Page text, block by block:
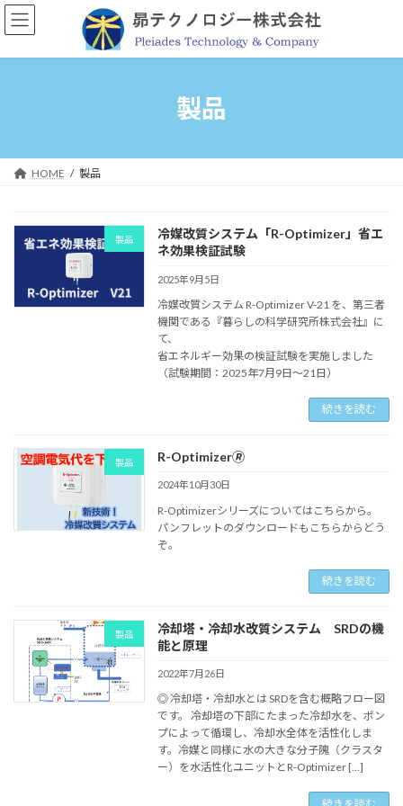
コ
ン
ン
ナ
ビ
ー
製品
HOME 製品
製品
冷媒改質システム「R-Optimizer」省エ
ネ効果検証試験
2025年9月5日
冷媒改質システム R-Optimizer V-21 を、第三者
機関である『暮らしの科学研究所株式会社』に
て、
省エネルギー効果の検証試験を実施しました
（試験期間：2025年7月9日～21日）
続きを読む
製品 R-Optimizer🄬
2024年10月30日
R-Optimizerシリーズについてはこちらから。
パンフレットのダウンロードもこちらからどう
ぞ。
続きを読む
製品
冷却塔・冷却水改質システム SRDの機
能と原理
2022年7月26日
◎ 冷却塔・冷却水とは SRDを含む概略フロー図
です。 冷却塔の下部にたまった冷却水を、ポン
プによって循環し、冷却水全体を活性化しま
す。冷媒と同様に水の大きな分子隗（クラスタ
ー）を水活性化ユニットとR-Optimizer […]